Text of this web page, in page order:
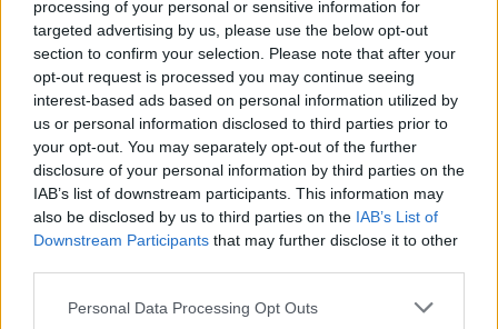
processing of your personal or sensitive information for
targeted advertising by us, please use the below opt-out
section to confirm your selection. Please note that after your
opt-out request is processed you may continue seeing
interest-based ads based on personal information utilized by
us or personal information disclosed to third parties prior to
your opt-out. You may separately opt-out of the further
disclosure of your personal information by third parties on the
IAB’s list of downstream participants. This information may
also be disclosed by us to third parties on the IAB’s List of
Downstream Participants that may further disclose it to other
Personal Data Processing Opt Outs